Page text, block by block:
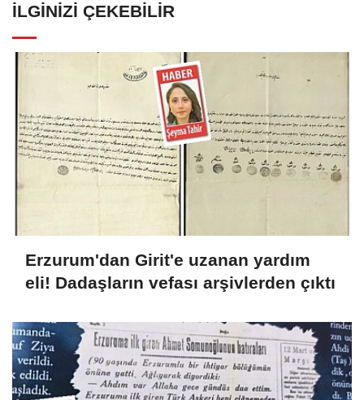
İLGINIZI ÇEKEBILIR
Erzurum'dan Girit'e uzanan yardım
eli! Dadaşların vefası arşivlerden çıktı